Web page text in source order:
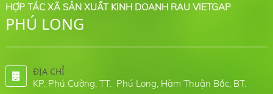
HỢP TÁC XÃ SẢN XUẤT KINH DOANH RAU VIETGAP
PHÚ LONG
ĐỊA CHỈ
KP. Phú Cường, TT. Phú Long, Hàm Thuận Bắc, BT.